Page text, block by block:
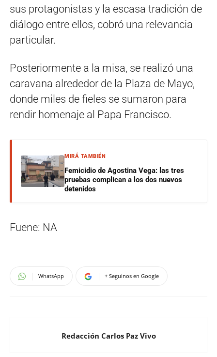
sus protagonistas y la escasa tradición de
diálogo entre ellos, cobró una relevancia
particular.
Posteriormente a la misa, se realizó una
caravana alrededor de la Plaza de Mayo,
donde miles de fieles se sumaron para
rendir homenaje al Papa Francisco.
MIRÁ TAMBIÉN
Femicidio de Agostina Vega: las tres
pruebas complican a los dos nuevos
detenidos
Fuene: NA
WhatsApp + Seguinos en Google
Redacción Carlos Paz Vivo